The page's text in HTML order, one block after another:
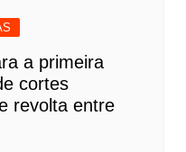
a primeira
cortes
revolta entre